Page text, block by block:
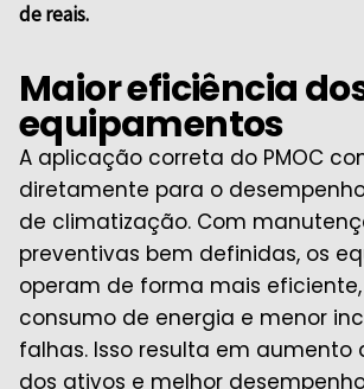
de reais.
Maior eficiência
equipamentos
A aplicação correta do PMOC
diretamente para o
de climatização. Com
preventivas bem definidas, os
operam de forma mais
consumo de energia e menor
falhas. Isso resulta em aumento
dos ativos e melhor